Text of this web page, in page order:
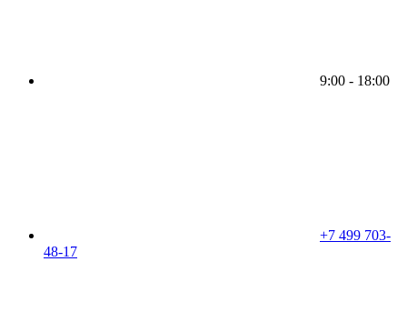
9:00 - 18:00
+7 499 703-
48-17